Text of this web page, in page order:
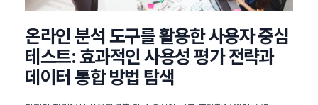
온라인 분석 도구를 활용한 사용자 중심
테스트: 효과적인 사용성 평가 전략과
데이터 통합 방법 탐색